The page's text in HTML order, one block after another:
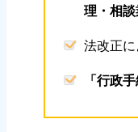
理・相
法改正
「行政